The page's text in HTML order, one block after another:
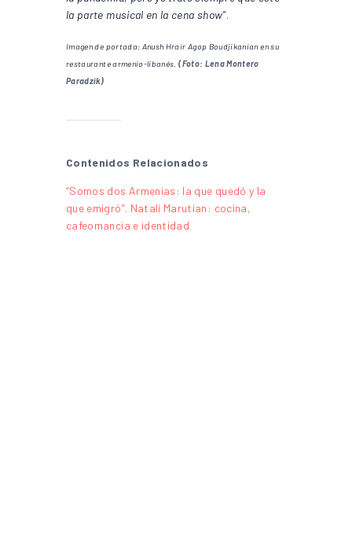
la parte musical en la cena show”.
Imagen de portada: Anush Hrair Agop Boudjikanian en su
restaurante armenio-libanés.(Foto: Lena Montero
Paradzik)
Contenidos Relacionados
“Somos dos Armenias: la que quedó y la
que emigró”. Natalí Marutian: cocina,
cafeomancia e identidad